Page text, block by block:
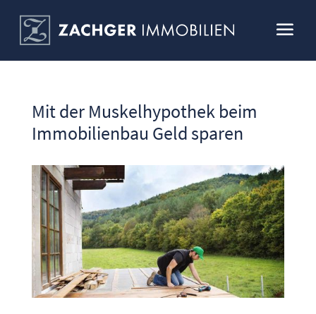
Mit der Muskelhypothek beim
Immobilienbau Geld sparen